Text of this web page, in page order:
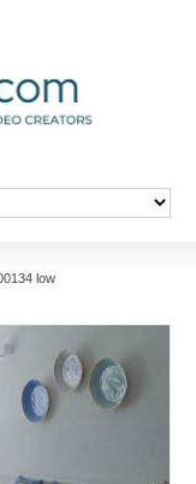
low